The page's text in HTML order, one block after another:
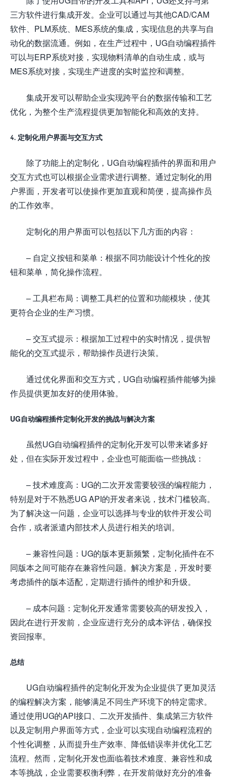
三方软件进行集成开发。企业可以通过与其他CAD/CAM
软件、PLM系统、MES系统的集成，实现信息的共享与自
动化的数据流通。例如，在生产过程中，UG自动编程插件
可以与ERP系统对接，实现物料清单的自动生成，或与
MES系统对接，实现生产进度的实时监控和调整。
集成开发可以帮助企业实现跨平台的数据传输和工艺
优化，为整个生产流程提供更加智能化和高效的支持。
4. 定制化用户界面与交互方式
除了功能上的定制化，UG自动编程插件的界面和用户
交互方式也可以根据企业需求进行调整。通过定制化的用
户界面，开发者可以使操作更加直观和简便，提高操作员
的工作效率。
定制化的用户界面可以包括以下几方面的内容：
– 自定义按钮和菜单：根据不同功能设计个性化的按
钮和菜单，简化操作流程。
– 工具栏布局：调整工具栏的位置和功能模块，使其
更符合企业的生产习惯。
– 交互式提示：根据加工过程中的实时情况，提供智
能化的交互式提示，帮助操作员进行决策。
通过优化界面和交互方式，UG自动编程插件能够为操
作员提供更加友好的使用体验。
UG自动编程插件定制化开发的挑战与解决方案
虽然UG自动编程插件的定制化开发可以带来诸多好
处，但在实际开发过程中，企业也可能面临一些挑战：
– 技术难度高：UG的二次开发需要较强的编程能力，
特别是对于不熟悉UG API的开发者来说，技术门槛较高。
为了解决这一问题，企业可以选择与专业的软件开发公司
合作，或者派遣内部技术人员进行相关的培训。
– 兼容性问题：UG的版本更新频繁，定制化插件在不
同版本之间可能存在兼容性问题。解决方案是，开发时要
考虑插件的版本适配，定期进行插件的维护和升级。
– 成本问题：定制化开发通常需要较高的研发投入，
因此在进行开发前，企业应进行充分的成本评估，确保投
资回报率。
总结
UG自动编程插件的定制化开发为企业提供了更加灵活
的编程解决方案，能够满足不同生产环境下的特定需求。
通过使用UG的API接口、二次开发插件、集成第三方软件
以及定制用户界面等方式，企业可以实现自动编程流程的
个性化调整，从而提升生产效率、降低错误率并优化工艺
流程。然而，定制化开发也面临着技术难度、兼容性和成
本等挑战，企业需要权衡利弊，在开发前做好充分的准备